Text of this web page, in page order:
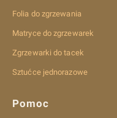
Folia do zgrzewania
Matryce do zgrzewarek
Zgrzewarki do tacek
Sztućce jednorazowe
Pomoc